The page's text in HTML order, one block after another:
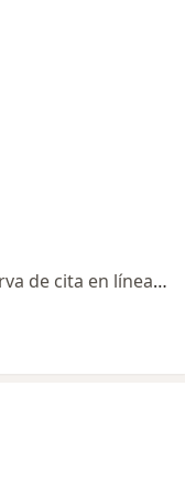
Este especialista no ofrece reserva de cita en línea en esta dirección.